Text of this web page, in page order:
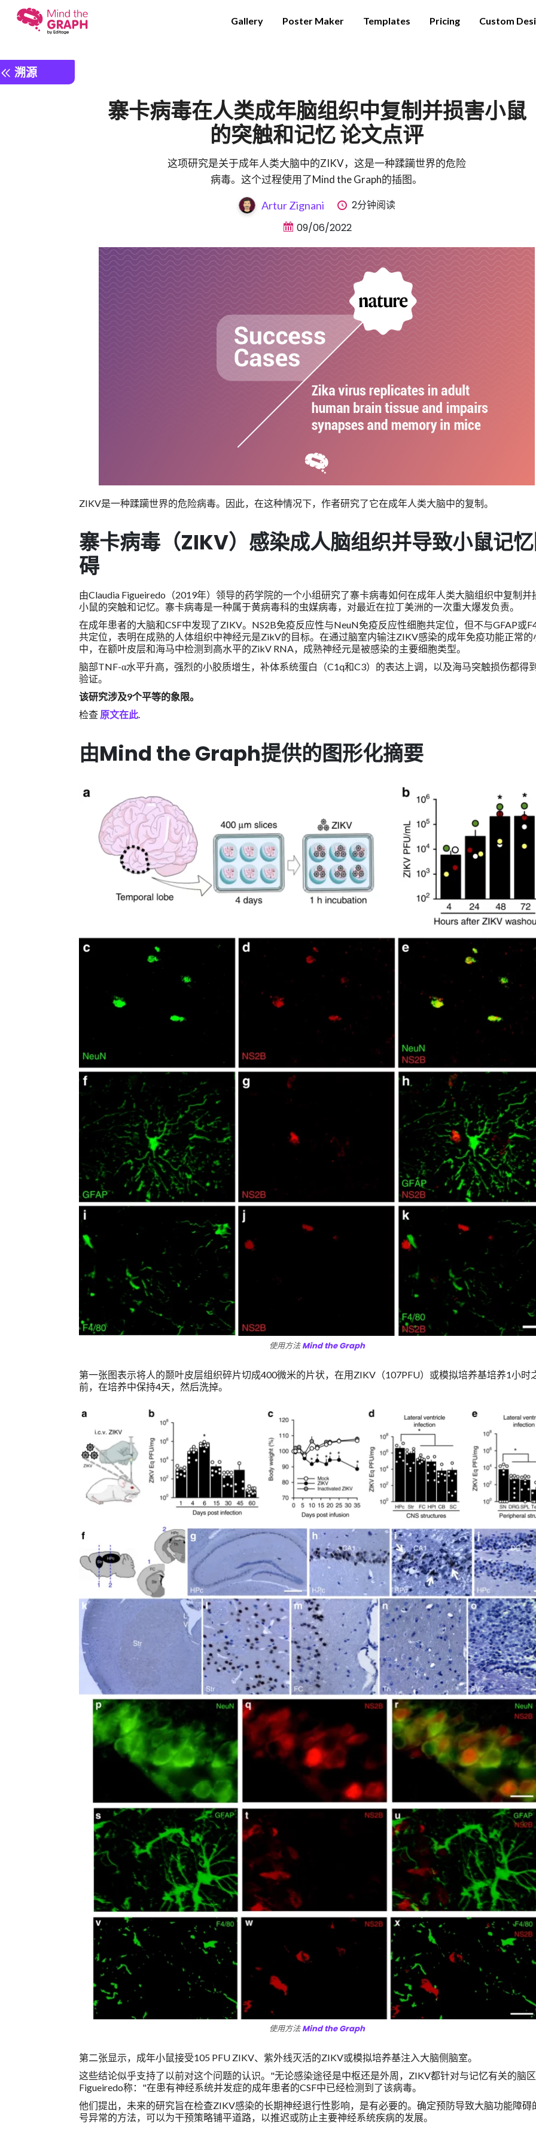
Gallery Poster Maker Templates Pricing Custom
溯源
寨卡病毒在人类成年脑组织中复制并损害小鼠
的突触和记忆 论文点评
这项研究是关于成年人类大脑中的ZIKV，这是一种蹂躏世界的危险
病毒。这个过程使用了Mind the Graph的插图。
Artur Zignani
2分钟阅读
09/06/2022
ZIKV是一种蹂躏世界的危险病毒。因此，在这种情况下，作者研究了它在成年人类大脑中的复制。
寨卡病毒（ZIKV）感染成人脑组织并导致小鼠记
碍
由Claudia Figueiredo（2019年）领导的药学院的一个小组研究了寨卡病毒如何在成年人类大脑组织中复制并
小鼠的突触和记忆。寨卡病毒是一种属于黄病毒科的虫媒病毒，对最近在拉丁美洲的一次重大爆发负责。
在成年患者的大脑和CSF中发现了ZIKV。NS2B免疫反应性与NeuN免疫反应性细胞共定位，但不与GFAP或
共定位，表明在成熟的人体组织中神经元是ZikV的目标。在通过脑室内输注ZIKV感染的成年免疫功能正常的
中，在额叶皮层和海马中检测到高水平的ZikV RNA，成熟神经元是被感染的主要细胞类型。
脑部TNF-α水平升高，强烈的小胶质增生，补体系统蛋白（C1q和C3）的表达上调，以及海马突触损伤都得
验证。
该研究涉及9个平等的象限。
检查 原文在此.
由Mind the Graph提供的图形化摘要
使用方法Mind the Graph
第一张图表示将人的颞叶皮层组织碎片切成400微米的片状，在用ZIKV（107PFU）或模拟培养基培养1小时
前，在培养中保持4天，然后洗掉。
使用方法Mind the Graph
第二张显示，成年小鼠接受105 PFU ZIKV、紫外线灭活的ZIKV或模拟培养基注入大脑侧脑室。
这些结论似乎支持了以前对这个问题的认识。"无论感染途径是中枢还是外周，ZIKV都针对与记忆有关的脑
Figueiredo称："在患有神经系统并发症的成年患者的CSF中已经检测到了该病毒。
他们提出，未来的研究旨在检查ZIKV感染的长期神经退行性影响，是有必要的。确定预防导致大脑功能障碍
号异常的方法，可以为干预策略铺平道路，以推迟或防止主要神经系统疾病的发展。